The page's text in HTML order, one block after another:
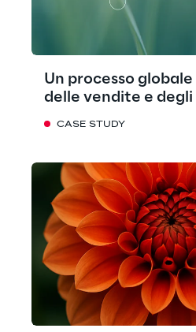
Un processo
delle vendite e degli
CASE STUDY